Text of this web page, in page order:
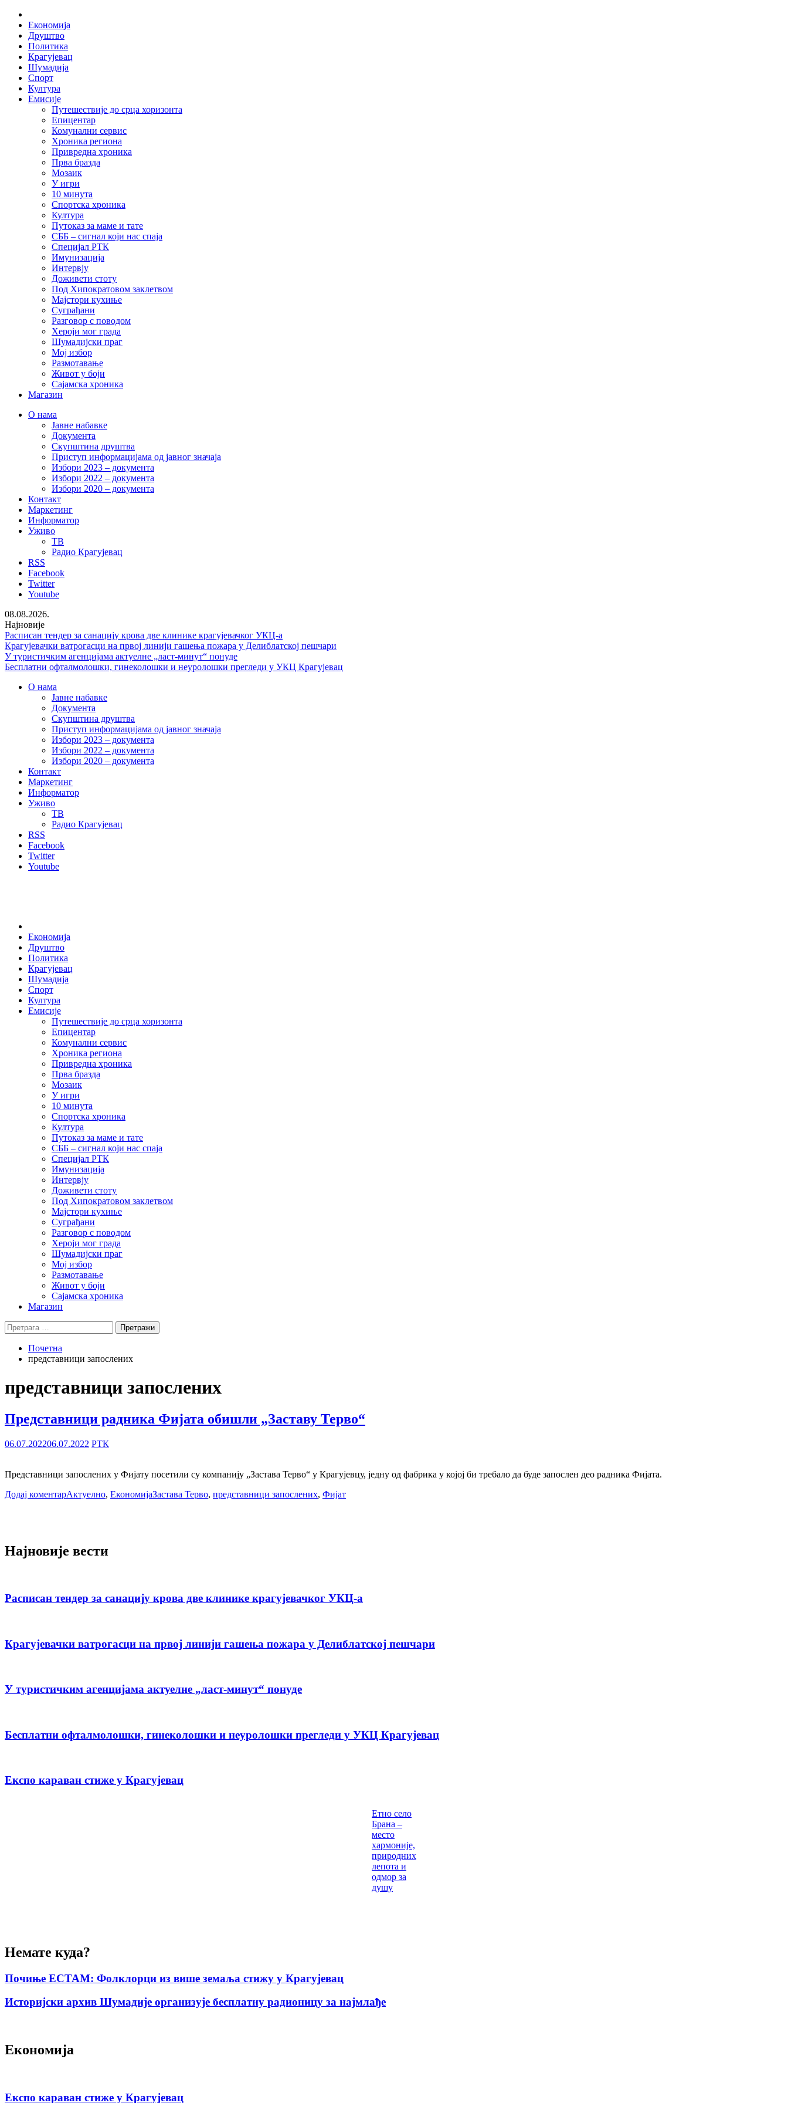
Skip
content
Економија
Друштво
Политика
Крагујевац
Шумадија
Спорт
Култура
Емисије
Путешествије до срца хоризонта
Епицентар
Комунални сервис
Хроника региона
Привредна хроника
Прва бразда
Мозаик
У игри
10 минута
Спортска хроника
Култура
Путоказ за маме и тате
СББ – сигнал који нас спаја
Специјал РТК
Имунизација
Интервју
Доживети стоту
Под Хипократовом заклетвом
Мајстори кухиње
Суграђани
Разговор с поводом
Хероји мог града
Шумадијски праг
Мој избор
Размотавање
Живот у боји
Сајамска хроника
Магазин
О нама
Јавне набавке
Документа
Скупштина друштва
Приступ информацијама од јавног значаја
Избори 2023 – документа
Избори 2022 – документа
Избори 2020 – документа
Контакт
Маркетинг
Информатор
Уживо
ТВ
Радио Крагујевац
RSS
Facebook
Twitter
Youtube
08.08.2026.
Најновије
Расписан тендер за санацију крова две клинике крагујевачког УКЦ-а
Крагујевачки ватрогасци на првој линији гашења пожара у Делиблатској пешчари
У туристичким агенцијама актуелне „ласт-минут“ понуде
Бесплатни офталмолошки, гинеколошки и неуролошки прегледи у УКЦ Крагујевац
О нама
Јавне набавке
Документа
Скупштина друштва
Приступ информацијама од јавног значаја
Избори 2023 – документа
Избори 2022 – документа
Избори 2020 – документа
Контакт
Маркетинг
Информатор
Уживо
ТВ
Радио Крагујевац
RSS
Facebook
Twitter
Youtube
Економија
Друштво
Политика
Крагујевац
Шумадија
Спорт
Култура
Емисије
Путешествије до срца хоризонта
Епицентар
Комунални сервис
Хроника региона
Привредна хроника
Прва бразда
Мозаик
У игри
10 минута
Спортска хроника
Култура
Путоказ за маме и тате
СББ – сигнал који нас спаја
Специјал РТК
Имунизација
Интервју
Доживети стоту
Под Хипократовом заклетвом
Мајстори кухиње
Суграђани
Разговор с поводом
Хероји мог града
Шумадијски праг
Мој избор
Размотавање
Живот у боји
Сајамска хроника
Магазин
Претрага
за:
Почетна
представници запослених
представници запослених
Представници радника Фијата обишли „Заставу Терво“
06.07.202206.07.2022 РТК
Представници запослених у Фијату посетили су компанију „Застава Терво“ у Крагујевцу, једну од фабрика у којој би требало да буде запослен део радника Фијата.
Додај коментарАктуелно, ЕкономијаЗастава Терво, представници запослених, Фијат
Најновије вести
Расписан тендер за санацију крова две клинике крагујевачког УКЦ-а
Крагујевачки ватрогасци на првој линији гашења пожара у Делиблатској пешчари
У туристичким агенцијама актуелне „ласт-минут“ понуде
Бесплатни офталмолошки, гинеколошки и неуролошки прегледи у УКЦ Крагујевац
Експо караван стиже у Крагујевац
Етно село
Брана –
место
хармоније,
природних
лепота и
одмор за
душу
Немате куда?
Почиње ЕСТАМ: Фолклорци из више земаља стижу у Крагујевац
Историјски архив Шумадије организује бесплатну радионицу за најмлађе
Економија
Експо караван стиже у Крагујевац